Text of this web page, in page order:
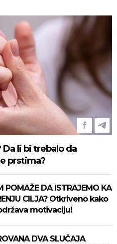
Da li bi trebalo da
prstima?
POMAŽE DA ISTRAJEMO KA
CILJA? Otkriveno kako
motivaciju!
DVA SLUČAJA